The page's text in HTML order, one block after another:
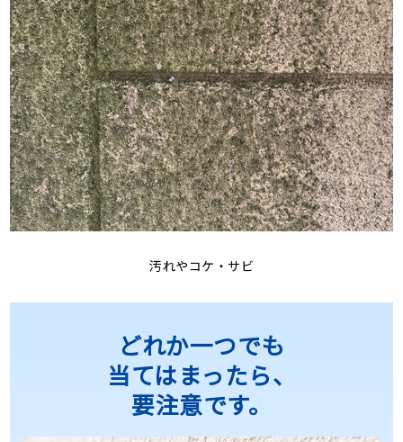
汚れやコケ・サビ
どれか一つでも
当てはまったら、
要注意です。